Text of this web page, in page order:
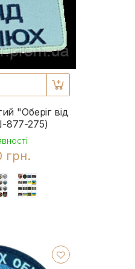
"Оберіг від
877-275)
грн.